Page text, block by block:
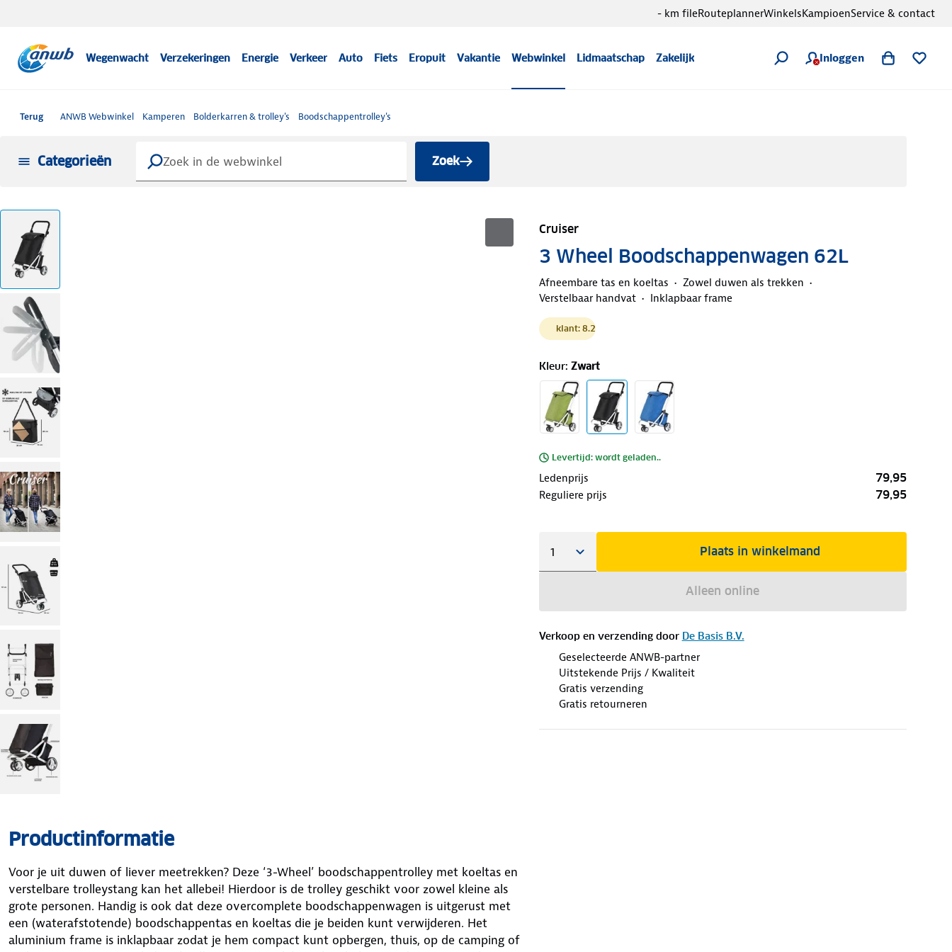
Wegenwacht Verzekeringen Energie Verkeer Auto Fiets Eropuit Vakantie Webwinkel Lidmaatschap Zakelijk Inloggen
- km fileRouteplannerWinkelsKampioenService & contact
Terug ANWB Webwinkel Kamperen Bolderkarren & trolley's Boodschappentrolley's
Categorieën Zoek
Cruiser
3 Wheel Boodschappenwagen 62L
Afneembare tas en koeltas
Zowel duwen als trekken
Verstelbaar handvat
Inklapbaar frame
klant: 8.2
Kleur: Zwart
Levertijd: wordt geladen..
Ledenprijs 79,95
Reguliere prijs 79,95
Plaats in winkelmand
Alleen online
Verkoop en verzending door De Basis B.V.
Geselecteerde ANWB-partner
Uitstekende Prijs / Kwaliteit
Gratis verzending
Gratis retourneren
Productinformatie
Voor je uit duwen of liever meetrekken? Deze ‘3-Wheel’ boodschappentrolley met koeltas en
verstelbare trolleystang kan het allebei! Hierdoor is de trolley geschikt voor zowel kleine als
grote personen. Handig is ook dat deze overcomplete boodschappenwagen is uitgerust met
een (waterafstotende) boodschappentas en koeltas die je beiden kunt verwijderen. Het
aluminium frame is inklapbaar zodat je hem compact kunt opbergen, thuis, op de camping of